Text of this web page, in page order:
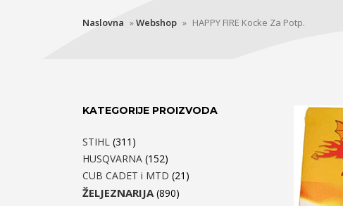
Naslovna »Webshop » HAPPY FIRE Kocke Za Potp.
KATEGORIJE PROIZVODA
STIHL (311)
HUSQVARNA (152)
CUB CADET i MTD (21)
ŽELJEZNARIJA (890)